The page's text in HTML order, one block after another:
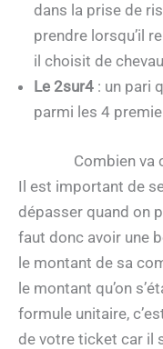
dans la prise de
prendre lorsqu’il
il choisit de
Le 2sur4 : un pari
parmi les 4
Combien va
Il est important de
dépasser quand on
faut donc avoir une
le montant de sa
le montant qu’on
formule unitaire,
de votre ticket car il